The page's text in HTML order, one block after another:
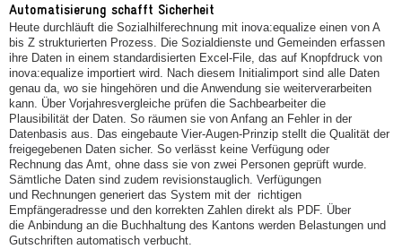
Automatisierung schafft Sicherheit
Heute durchläuft die Sozialhilferechnung mit inova:equalize einen von A
bis Z strukturierten Prozess. Die Sozialdienste und Gemeinden erfassen
ihre Daten in einem standardisierten Excel-File, das auf Knopfdruck von
inova:equalize importiert wird. Nach diesem Initialimport sind alle Daten
genau da, wo sie hingehören und die Anwendung sie weiterverarbeiten
kann. Über Vorjahresvergleiche prüfen die Sachbearbeiter die
Plausibilität der Daten. So räumen sie von Anfang an Fehler in der
Datenbasis aus. Das eingebaute Vier-Augen-Prinzip stellt die Qualität der
freigegebenen Daten sicher. So verlässt keine Verfügung oder
Rechnung das Amt, ohne dass sie von zwei Personen geprüft wurde.
Sämtliche Daten sind zudem revisionstauglich. Verfügungen
und Rechnungen generiert das System mit der richtigen
Empfängeradresse und den korrekten Zahlen direkt als PDF. Über
die Anbindung an die Buchhaltung des Kantons werden Belastungen und
Gutschriften automatisch verbucht.